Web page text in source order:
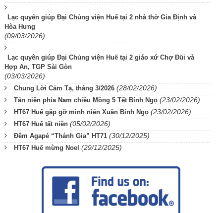
Lạc quyên giúp Đại Chủng viện Huế tại 2 nhà thờ Gia Định và
Hòa Hưng
(09/03/2026)
Lạc quyên giúp Đại Chủng viện Huế tại 2 giáo xứ Chợ Đũi và
Hợp An, TGP Sài Gòn
(03/03/2026)
Chung Lời Cảm Tạ, tháng 3/2026 (28/02/2026)
Tân niên phía Nam chiều Mồng 5 Tết Bính Ngọ (23/02/2026)
HT67 Huế gặp gỡ minh niên Xuân Bính Ngọ (23/02/2026)
HT67 Huế tất niên (05/02/2026)
Đêm Agapé “Thánh Gia” HT71 (30/12/2025)
HT67 Huế mừng Noel (29/12/2025)